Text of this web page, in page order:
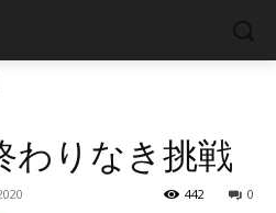
わりなき挑戦
0
442